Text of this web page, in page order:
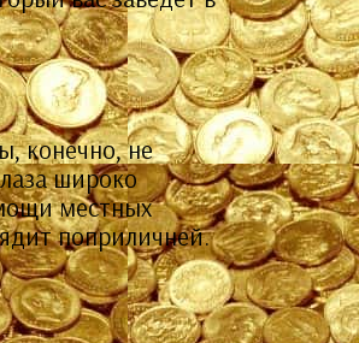
конечно, не
широко
местных
поприличней.